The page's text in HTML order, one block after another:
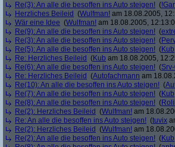
Re(3): An alle die besoffen ins Auto steigen! (
Herzliches Beileid (Wulfman! am 18.08.2005,
Wär eine Idee (Wulfman! am 18.08.2005,
Re(9): An alle die besoffen ins Auto steigen! (
Re(3): An alle die besoffen ins Auto steigen! (
Re(5): An alle die besoffen ins Auto steigen! (Kub
Re: Herzliches Beileid (Kub am 18.08.2005,
Re(6): An alle die besoffen ins Auto steigen! (
Re: Herzliches Beileid (Autofachmann am
Re(10): An alle die besoffen ins Auto steigen! (
Re(7): An alle die besoffen ins Auto steigen! (Kub
Re(8): An alle die besoffen ins Auto steigen! (
Re(2): Herzliches Beileid (Wulfman! am
Re: An alle die besoffen ins Auto steigen! (tuvix
Re(2): Herzliches Beileid (Wulfman! am
Re(2): An alle die besoffen ins Auto steigen! (Kub